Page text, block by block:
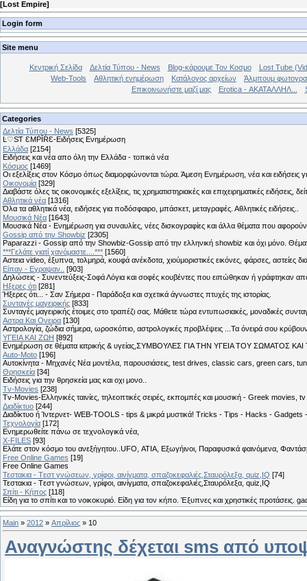
[Lost Empire]
Login form
Site menu
Κεντρική Σελίδα Δελτία Τύπου - News Blog-κάρουμε Τον Κοσμο
Lost Tube
Web-Tools
Αθλητική ενημέρωση Κατάλογος αρχείων
Άλμπουμ
Επικοινωνήστε μαζί μας
Erotica - ΑΚΑΤΑΛΛΗΛ...
Categories
Δελτία Τύπου - News [5325]
Ŀ♡SƬ ƐMṖĪŔƐ-Ειδήσεις Ενημέρωση
Ελλάδα [2154]
Ειδήσεις και νέα απο όλη την Ελλάδα - τοπικά νέα
Κόσμος [1469]
Οι εξελίξεις στον Κόσμο όπως διαμορφώνονται τώρα. Άμεση Ενημέρωση, νέα και
Οικονομία [329]
Διαβάστε όλες τις οικονομικές εξελίξεις, τις χρηματιστηριακές και επιχειρηματικές ειδήσεις,
Αθλητικά νέα [1316]
Όλα τα αθλητικά νέα, ειδήσεις για ποδόσφαιρο, μπάσκετ, μεταγραφές. Αθλητικές ειδήσεις..
Μουσικά Νέα [1643]
Μουσικά Νέα - Ενημέρωση για συναυλίες, νέες δισκογραφίες και άλλα θέματα που
Gossip από την Showbiz [2305]
Paparazzi - Gossip από την Showbiz-Gossip από την ελληνική showbiz και όχι μόνο.
***Γελάτε γιατί χανόμαστε....*** [1560]
Αστεια video, έξυπνα, τολμηρά, κουφά ανέκδοτα, χιούμοριστικές εικόνες, φάρσες, αστείες
Είπαν - Εγραψαν..
[903]
Δηλώσεις - Συνεντεύξεις-Σοφά Λόγια και σοφές κουβέντες που ειπώθηκαν ή
Hξερες ότι [281]
Ήξερες ότι... - Σαν Σήμερα - Παράδοξα και σχετικά άγνωστες πτυχές της ιστορίας.
Συνταγές μαγειρικής [833]
Συνταγές μαγειρικής έτοιμες στο τραπέζι σας. Μάθετε τώρα εντυπωσιακές, μοναδικές
Αστρα Και Ονειρα [130]
Αστρολογία, ζώδια σήμερα, ωροσκόπιο, αστρολογικές προβλέψεις ...Τα όνειρά σου
ΥΓΕΙΑ ΚΑΙ ΖΩΗ [892]
Eνημέρωση σε θέματα ιατρικής & υγείας,ΣΥΜΒΟΥΛΕΣ ΓΙΑ ΤΗΝ ΥΓΕΙΑ ΤΟΥ ΣΩΜΑΤΟΣ
Auto-Moto [196]
Αυτοκίνητα - Μηχανές Νέα μοντέλα, παρουσιάσεις, test drives, classic cars, green cars,
Θρησκεία [34]
Ειδήσεις για την θρησκεία μας και οχι μονο..
Tv-Movies [238]
Tv-Movies-Ελληνικές ταινίες, τηλεοπτικές σειρές, εκπομπές και μουσική - Greek movies,
Διαδίκτυο [244]
Διαδίκτυο ή Ίντερνετ- WEB-TOOLS - tips & μικρά μυστικά! Tricks - Tips - Hacks - Gadgets
Τεχνολογία [172]
Ενημερωθείτε πάνω σε τεχνολογικά νέα,
X-FILES [93]
Ελάτε στον κόσμο του ανεξήγητου..UFO, ΑΤΙΑ, Εξωγήινοι, Παραφυσικά φαινόμενα,
Free Online Games [19]
Free Online Games
Τεστακια - Tεστ γνώσεων, γρίφοι, αινίγματα, σπαζοκεφαλιές,Σταυρόλεξα, quiz,IQ [74]
Τεστακια - Tεστ γνώσεων, γρίφοι, αινίγματα, σπαζοκεφαλιές,Σταυρόλεξα, quiz,IQ
Σπίτι - Κήπος [118]
Είδη για το σπίτι και το νοικοκυριό. Είδη για τον κήπο. Έξυπνες και χρηστικές προτάσεις.
Main » 2012 » Απρίλιος » 10
Αναγνώστης δέχεται sms από